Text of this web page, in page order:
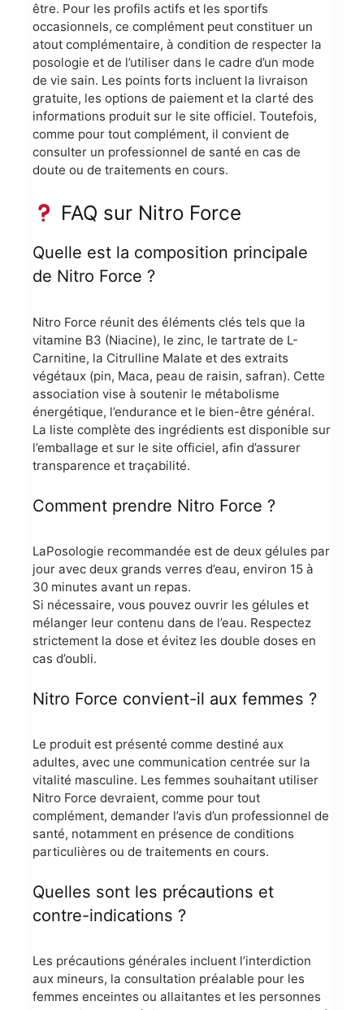
être. Pour les profils actifs et les sportifs
occasionnels, ce complément peut constituer un
atout complémentaire, à condition de respecter la
posologie et de l’utiliser dans le cadre d’un mode
de vie sain. Les points forts incluent la livraison
gratuite, les options de paiement et la clarté des
informations produit sur le site officiel. Toutefois,
comme pour tout complément, il convient de
consulter un professionnel de santé en cas de
doute ou de traitements en cours.
FAQ sur Nitro Force
Quelle est la composition principale
de Nitro Force ?
Nitro Force réunit des éléments clés tels que la
vitamine B3 (Niacine), le zinc, le tartrate de L-
Carnitine, la Citrulline Malate et des extraits
végétaux (pin, Maca, peau de raisin, safran). Cette
association vise à soutenir le métabolisme
énergétique, l’endurance et le bien-être général.
La liste complète des ingrédients est disponible sur
l’emballage et sur le site officiel, afin d’assurer
transparence et traçabilité.
Comment prendre Nitro Force ?
LaPosologie recommandée est de deux gélules par
jour avec deux grands verres d’eau, environ 15 à
30 minutes avant un repas.
Si nécessaire, vous pouvez ouvrir les gélules et
mélanger leur contenu dans de l’eau. Respectez
strictement la dose et évitez les double doses en
cas d’oubli.
Nitro Force convient-il aux femmes ?
Le produit est présenté comme destiné aux
adultes, avec une communication centrée sur la
vitalité masculine. Les femmes souhaitant utiliser
Nitro Force devraient, comme pour tout
complément, demander l’avis d’un professionnel de
santé, notamment en présence de conditions
particulières ou de traitements en cours.
Quelles sont les précautions et
contre-indications ?
Les précautions générales incluent l’interdiction
aux mineurs, la consultation préalable pour les
femmes enceintes ou allaitantes et les personnes